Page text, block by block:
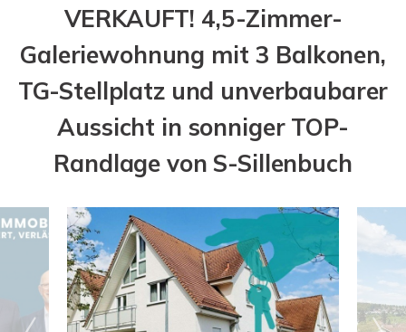
VERKAUFT! 4,5-Zimmer-
Galeriewohnung mit 3 Balkonen,
TG-Stellplatz und unverbaubarer
Aussicht in sonniger TOP-
Randlage von S-Sillenbuch